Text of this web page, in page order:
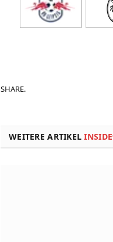
SHARE.
WEITERE ARTIKEL